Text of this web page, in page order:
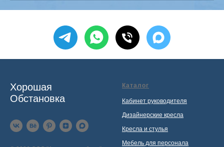
Хорошая
Обстановка
Каталог
Кабинет руководителя
Дизайнерские кресла
Кресла и стулья
Мебель для персонала